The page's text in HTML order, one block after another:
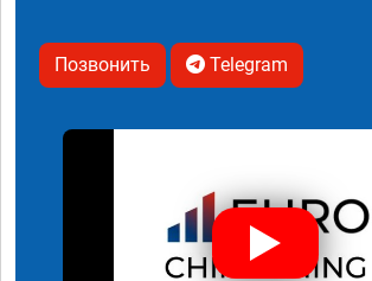
Позвонить Telegram